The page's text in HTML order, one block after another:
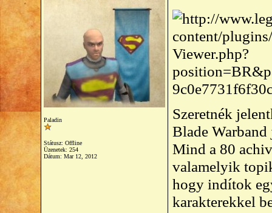
Paladin
Státusz: Offline
Üzenetek: 254
Dátum: Mar 12, 2012
Szeretnék
Blade Warband
Mind a 80
valamelyik
hogy indítok
karakterekkel